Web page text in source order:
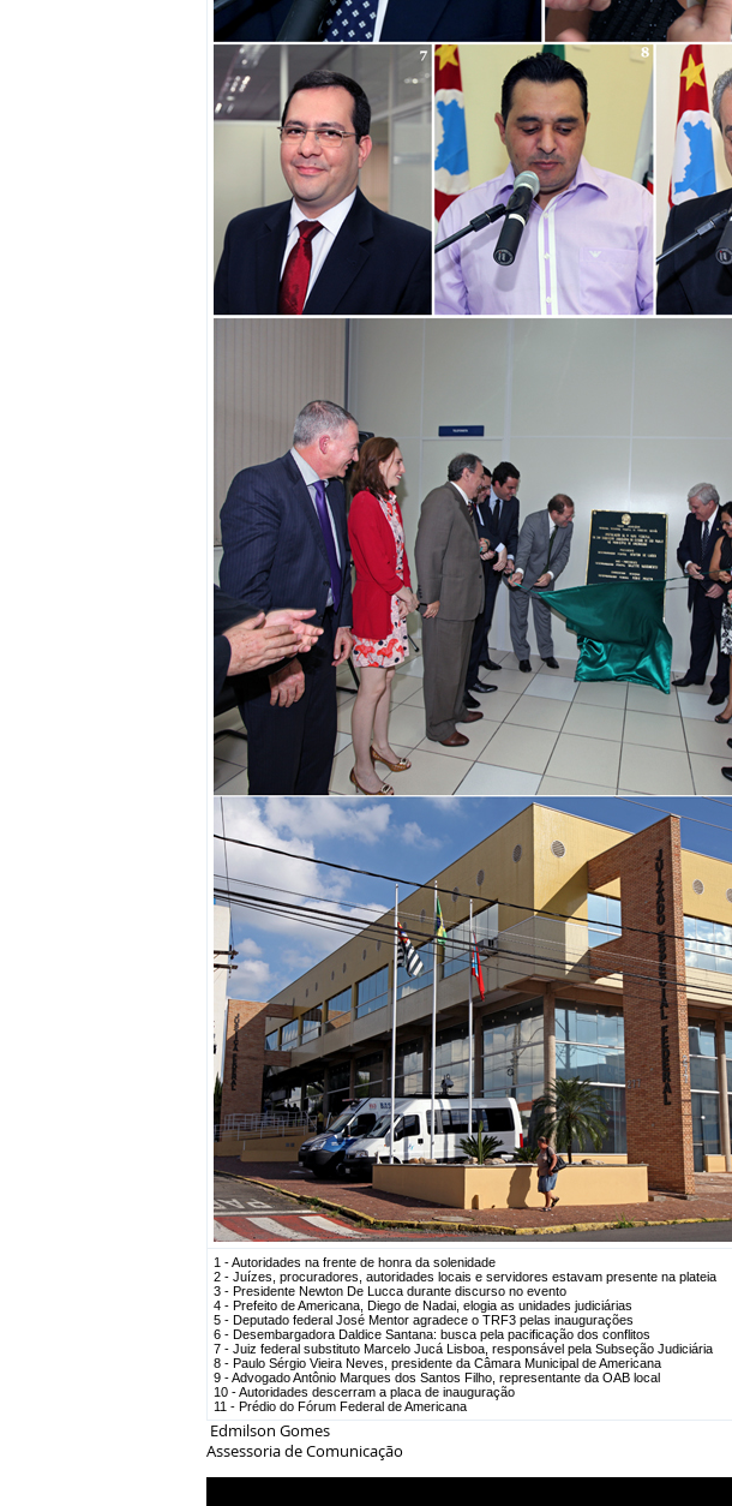
1 - Autoridades na frente de honra da solenidade
2 - Juízes, procuradores, autoridades locais e servidores estavam presente na plateia
3 - Presidente Newton De Lucca durante discurso no evento
4 - Prefeito de Americana, Diego de Nadai, elogia as unidades judiciárias
5 - Deputado federal José Mentor agradece o TRF3 pelas inaugurações
6 - Desembargadora Daldice Santana: busca pela pacificação dos conflitos
7 - Juiz federal substituto Marcelo Jucá Lisboa, responsável pela Subseção Judiciária
8 - Paulo Sérgio Vieira Neves, presidente da Câmara Municipal de Americana
9 - Advogado Antônio Marques dos Santos Filho, representante da OAB local
10 - Autoridades descerram a placa de inauguração
11 - Prédio do Fórum Federal de Americana
Edmilson Gomes
Assessoria de Comunicação